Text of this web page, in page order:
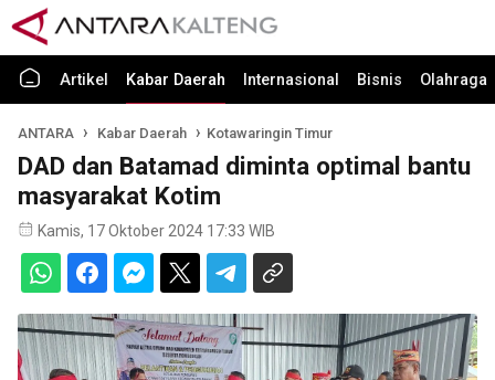
Artikel Kabar Daerah Internasional Bisnis Olahraga
ANTARA Kabar Daerah Kotawaringin Timur
DAD dan Batamad diminta optimal bantu
masyarakat Kotim
Kamis, 17 Oktober 2024 17:33 WIB